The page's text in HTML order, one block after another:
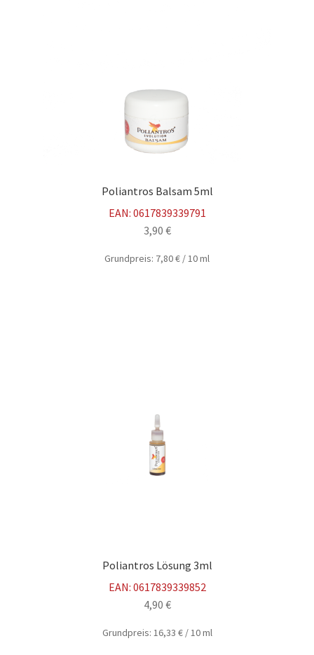
Poliantros Balsam 5ml
EAN: 0617839339791
3,90 €
Grundpreis: 7,80€ / 10ml
Poliantros Lösung 3ml
EAN: 0617839339852
4,90 €
Grundpreis: 16,33 €/10ml